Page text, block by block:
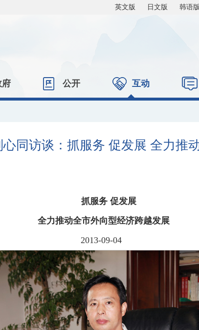
英文版 日文版 韩语版
府 公开 互动
同访谈：抓服务 促发展 全力推
抓服务 促发展
全力推动全市外向型经济跨越发展
2013-09-04